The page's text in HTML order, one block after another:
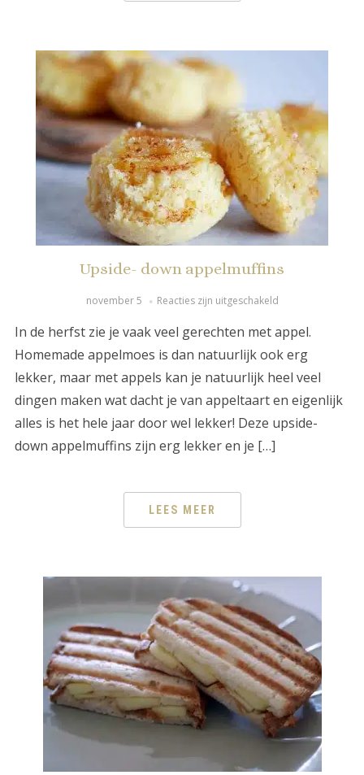
Upside- down appelmuffins
november 5 Reacties zijn uitgeschakeld
In de herfst zie je vaak veel gerechten met appel.
Homemade appelmoes is dan natuurlijk ook erg
lekker, maar met appels kan je natuurlijk heel veel
dingen maken wat dacht je van appeltaart en eigenlijk
alles is het hele jaar door wel lekker! Deze upside-
down appelmuffins zijn erg lekker en je […]
LEES MEER